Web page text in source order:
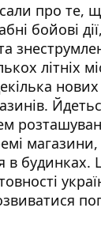
про те,
бойові
літніх
в